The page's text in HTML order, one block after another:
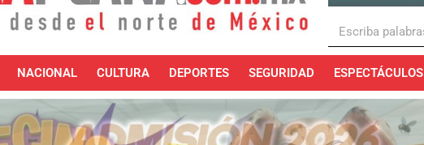
NACIONAL CULTURA DEPORTES SEGURIDAD ESPECTÁCULOS